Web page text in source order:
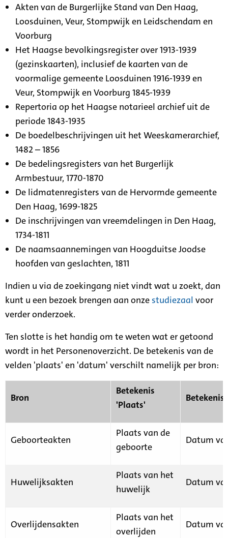
Akten van de Burgerlijke Stand van Den Haag,
Loosduinen, Veur, Stompwijk en Leidschendam en
Voorburg
Het Haagse bevolkingsregister over 1913-1939
(gezinskaarten), inclusief de kaarten van de
voormalige gemeente Loosduinen 1916-1939 en
Veur, Stompwijk en Voorburg 1845-1939
Repertoria op het Haagse notarieel archief uit de
periode 1843-1935
De boedelbeschrijvingen uit het Weeskamerarchief,
1482 – 1856
De bedelingsregisters van het Burgerlijk
Armbestuur, 1770-1870
De lidmatenregisters van de Hervormde gemeente
Den Haag, 1699-1825
De inschrijvingen van vreemdelingen in Den Haag,
1734-1811
De naamsaannemingen van Hoogduitse Joodse
hoofden van geslachten, 1811
Indien u via de zoekingang niet vindt wat u zoekt, dan
kunt u een bezoek brengen aan onze studiezaal voor
verder onderzoek.
Ten slotte is het handig om te weten wat er getoond
wordt in het Personenoverzicht. De betekenis van de
velden 'plaats' en 'datum' verschilt namelijk per bron:
Bron
Betekenis
'Plaats'
Geboorteakten
Plaats van de
geboorte
Datum
Huwelijksakten
Plaats van het
huwelijk
Datum
Overlijdensakten
Plaats van het
overlijden
Datum